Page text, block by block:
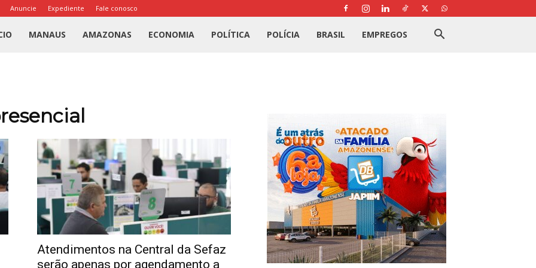
Anuncie Expediente Fale conosco
MANAUS AMAZONAS ECONOMIA POLÍTICA POLÍCIA BRASIL EMPREGOS
Atendimentos na Central da Sefaz
serão apenas por agendamento a